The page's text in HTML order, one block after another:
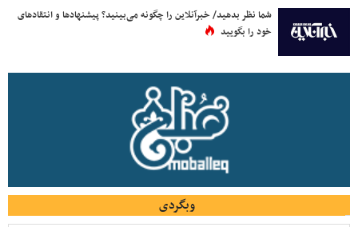
شما نظر بدهید/ خبرآنلاین را چگونه می‌بینید؟ پیشنهادها و انتقادهای
خود را بگویید
وبگردی